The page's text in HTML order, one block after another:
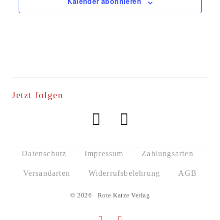
Jetzt folgen
Datenschutz Impressum Zahlungsarten
Versandarten Widerrufsbelehrung AGB
© 2026 · Rote Katze Verlag